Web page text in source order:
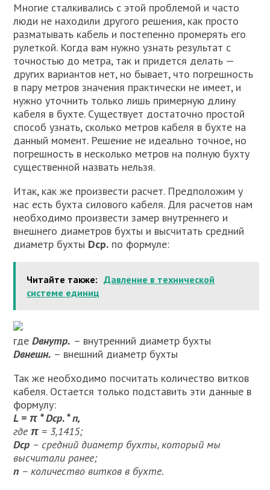
Многие сталкивались с этой проблемой и часто
люди не находили другого решения, как просто
разматывать кабель и постепенно промерять его
рулеткой. Когда вам нужно узнать результат с
точностью до метра, так и придется делать —
других вариантов нет, но бывает, что погрешность
в пару метров значения практически не имеет, и
нужно уточнить только лишь примерную длину
кабеля в бухте. Существует достаточно простой
способ узнать, сколько метров кабеля в бухте на
данный момент. Решение не идеально точное, но
погрешность в несколько метров на полную бухту
существенной назвать нельзя.
Итак, как же произвести расчет. Предположим у
нас есть бухта силового кабеля. Для расчетов нам
необходимо произвести замер внутреннего и
внешнего диаметров бухты и высчитать средний
диаметр бухты Dср. по формуле:
Читайте также: Давление в технической
системе единиц
гдеDвнутр. – внутренний диаметр бухты
Dвнешн. – внешний диаметр бухты
Так же необходимо посчитать количество витков
кабеля. Остается только подставить эти данные в
формулу:
L = π * Dср. * n,
гдеπ = 3,1415;
Dср – средний диаметр бухты, который мы
высчитали ранее;
n – количество витков в бухте.